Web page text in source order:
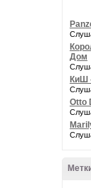
Дом
КиШ
Otto